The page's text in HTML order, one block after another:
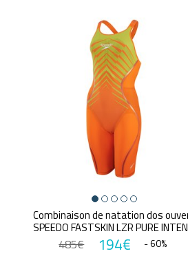
Combinaison de natation dos
SPEEDO FASTSKIN LZR PURE
485€ 194€ - 60%